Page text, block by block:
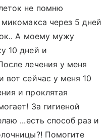
не помню
микомакса через 5 дней
А моему мужу
10 дней и
лечения у меня
вот сейчас у меня 10
и проклятая
За гигиеной
...есть способ раз и
Помогите